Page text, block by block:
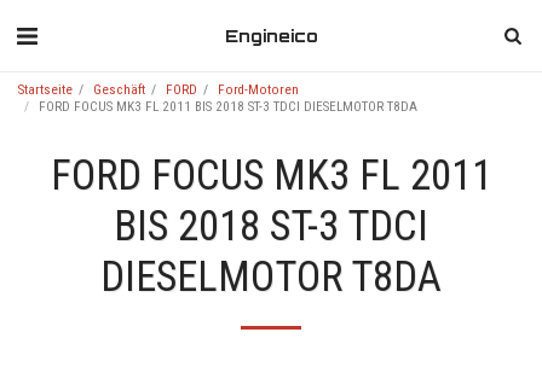
Engineico
Startseite Geschäft FORD
Ford-Motoren
FORD FOCUS MK3 FL 2011 BIS 2018 ST-3 TDCI DIESELMOTOR T8DA
FORD FOCUS MK3 FL 2011
BIS 2018 ST-3 TDCI
DIESELMOTOR T8DA